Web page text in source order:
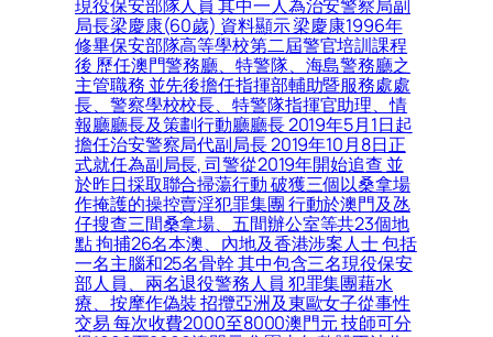
現役保安部隊人員 其中一人為治安警察局副
局長梁慶康(60歲) 資料顯示 梁慶康1996年
修畢保安部隊高等學校第二屆警官培訓課程
後 歷任澳門警務廳、特警隊、海島警務廳之
主管職務 並先後擔任指揮部輔助暨服務處處
長、警察學校校長、特警隊指揮官助理、情
報廳廳長及策劃行動廳廳長 2019年5月1日起
擔任治安警察局代副局長 2019年10月8日正
式就任為副局長, 司警從2019年開始追查 並
於昨日採取聯合掃蕩行動 破獲三個以桑拿場
作掩護的操控賣淫犯罪集團 行動於澳門及氹
仔搜查三間桑拿場、五間辦公室等共23個地
點 拘捕26名本澳、內地及香港涉案人士 包括
一名主腦和25名骨幹 其中包含三名現役保安
部人員、兩名退役警務人員 犯罪集團藉水
療、按摩作偽裝 招攬亞洲及東歐女子從事性
交易 每次收費2000至8000澳門元 技師可分